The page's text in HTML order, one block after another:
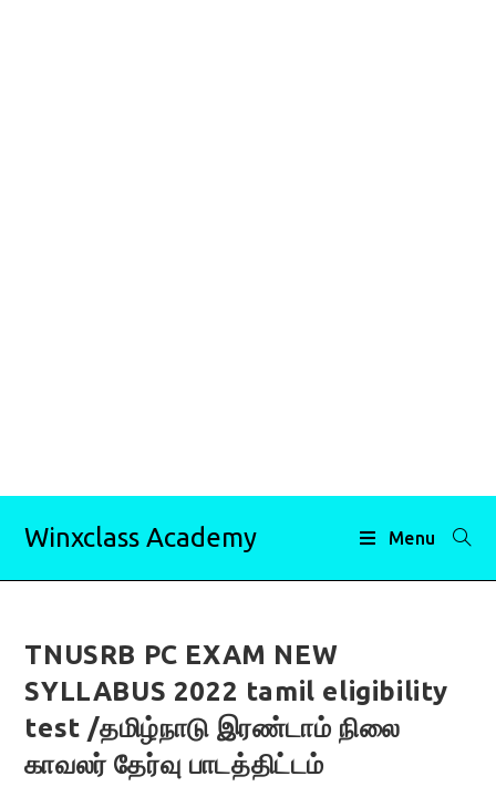
Winxclass Academy Menu
TNUSRB PC EXAM NEW
SYLLABUS 2022 tamil eligibility
test /தமிழ்நாடு இரண்டாம் நிலை
காவலர் தேர்வு பாடத்திட்டம்